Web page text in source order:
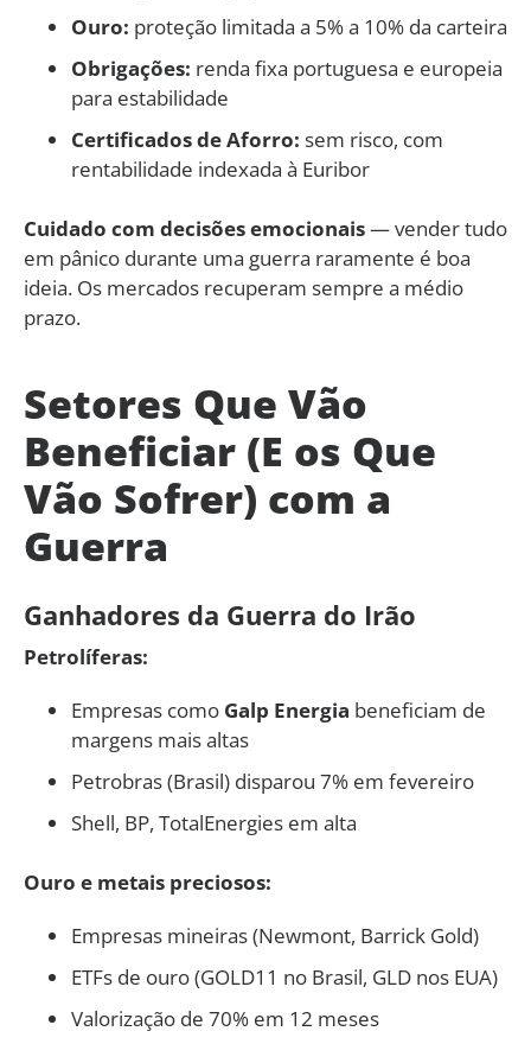
Ouro: proteção limitada a 5% a 10% da carteira
Obrigações: renda fixa portuguesa e europeia
para estabilidade
Certificados de Aforro: sem risco, com
rentabilidade indexada à Euribor
Cuidado com decisões emocionais— vender tudo
em pânico durante uma guerra raramente é boa
ideia. Os mercados recuperam sempre a médio
prazo.
Setores Que Vão
Beneficiar (E os Que
Vão Sofrer) com a
Guerra
Ganhadores da Guerra do Irão
Petrolíferas:
Empresas como Galp Energia beneficiam de
margens mais altas
Petrobras (Brasil) disparou 7% em fevereiro
Shell, BP, TotalEnergies em alta
Ouro e metais preciosos:
Empresas mineiras (Newmont, Barrick Gold)
ETFs de ouro (GOLD11 no Brasil, GLD nos EUA)
Valorização de 70% em 12 meses